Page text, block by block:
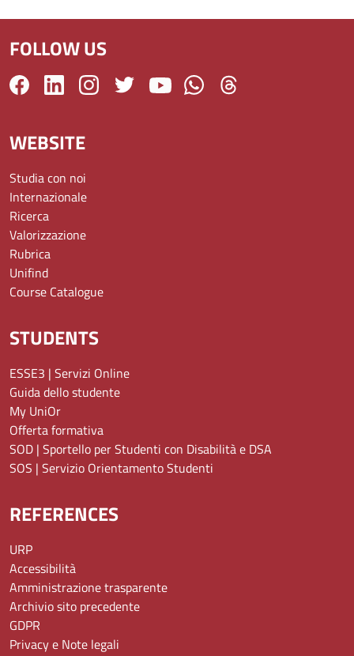
FOLLOW US
WEBSITE
Studia con noi
Internazionale
Ricerca
Valorizzazione
Rubrica
Unifind
Course Catalogue
STUDENTS
ESSE3 | Servizi Online
Guida dello studente
My UniOr
Offerta formativa
SOD | Sportello per Studenti con Disabilità e DSA
SOS | Servizio Orientamento Studenti
REFERENCES
URP
Accessibilità
Amministrazione trasparente
Archivio sito precedente
GDPR
Privacy e Note legali